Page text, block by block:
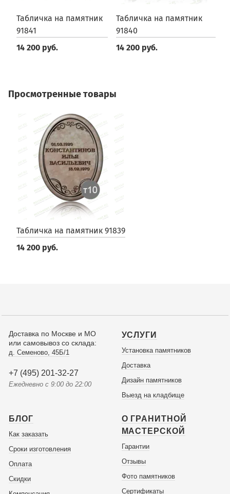
Табличка на памятник
91841
14 200 руб.
Табличка на памятник
91840
14 200 руб.
Просмотренные товары
Табличка на памятник 91839
14 200 руб.
Доставка по Москве и МО
или самовывоз со склада:
д. Семеново, 45Б/1
+7 (495) 201-32-27
Ежедневно с 9:00 до 22:00
УСЛУГИ
Установка памятников
Доставка
Дизайн памятников
Выезд на кладбище
БЛОГ
Как заказать
Сроки изготовления
Оплата
Скидки
О ГРАНИТНОЙ
МАСТЕРСКОЙ
Гарантии
Отзывы
Фото памятников
Сертификаты